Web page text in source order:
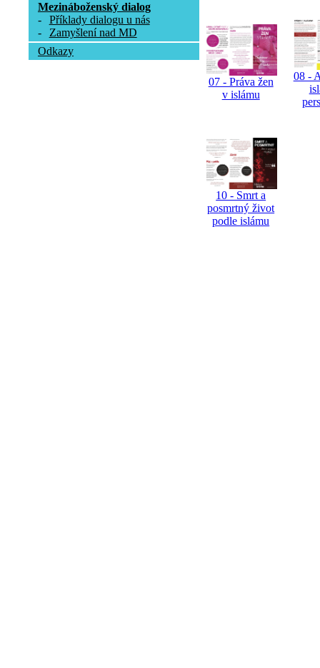
Mezináboženský dialog
-
Příklady dialogu u nás
-
Zamyšlení nad MD
Odkazy
07 - Práva žen
v islámu
08 -
10 - Smrt a
posmrtný život
podle islámu